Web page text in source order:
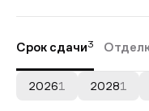
Срок сдачи3
20261 20281